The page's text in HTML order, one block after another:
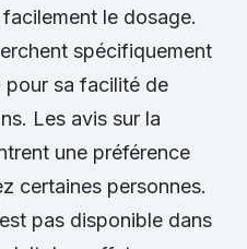
le dosage.
spécifiquement
pour sa facilité de
Les avis sur la
une préférence
certaines personnes.
pas disponible dans